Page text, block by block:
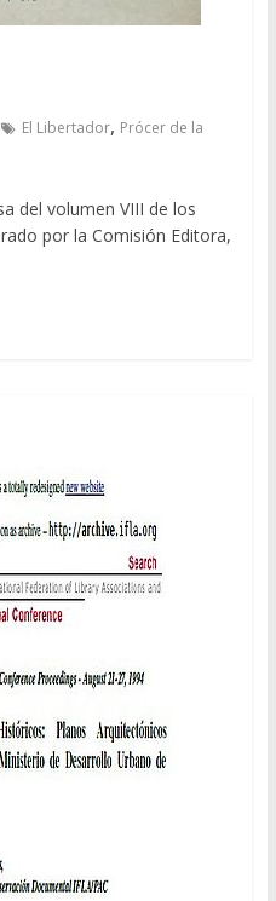
El Libertador, Prócer de la
del volumen VIII de los
por la Comisión Editora,